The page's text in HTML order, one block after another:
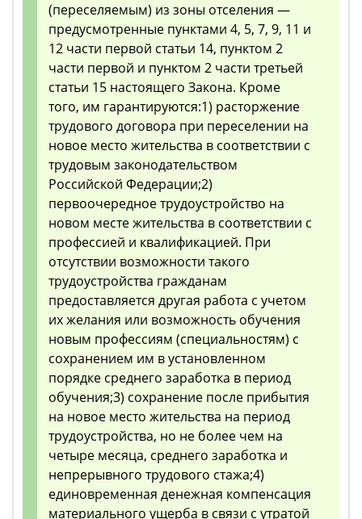
(переселяемым) из зоны отселения —
предусмотренные пунктами 4, 5, 7, 9, 11 и
12 части первой статьи 14, пунктом 2
части первой и пунктом 2 части третьей
статьи 15 настоящего Закона. Кроме
того, им гарантируются:1) расторжение
трудового договора при переселении на
новое место жительства в соответствии с
трудовым законодательством
Российской Федерации;2)
первоочередное трудоустройство на
новом месте жительства в соответствии с
профессией и квалификацией. При
отсутствии возможности такого
трудоустройства гражданам
предоставляется другая работа с учетом
их желания или возможность обучения
новым профессиям (специальностям) с
сохранением им в установленном
порядке среднего заработка в период
обучения;3) сохранение после прибытия
на новое место жительства на период
трудоустройства, но не более чем на
четыре месяца, среднего заработка и
непрерывного трудового стажа;4)
единовременная денежная компенсация
материального ущерба в связи с утратой